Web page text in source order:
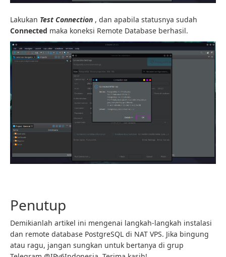
Lakukan Test Connection , dan apabila statusnya sudah
Connected maka koneksi Remote Database berhasil.
Penutup
Demikianlah artikel ini mengenai langkah-langkah instalasi
dan remote database PostgreSQL di NAT VPS. Jika bingung
atau ragu, jangan sungkan untuk bertanya di grup